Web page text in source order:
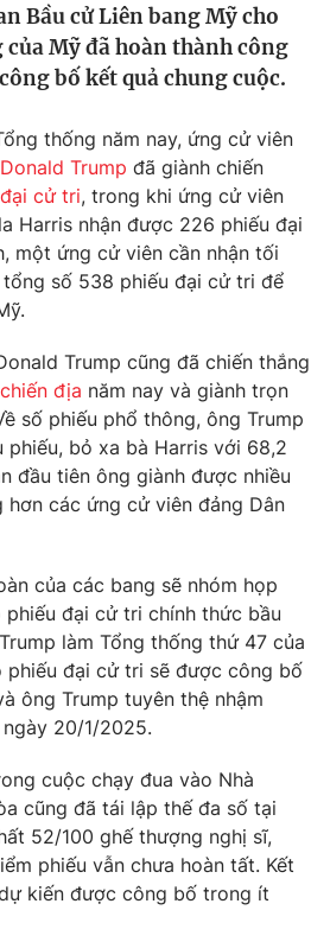
lai
Podcast
Infographic
Bầu cử Liên bang Mỹ cho
của Mỹ đã hoàn thành công
bố kết quả chung cuộc.
thống năm nay, ứng cử viên
Donald Trump đã giành chiến
đại cử tri, trong khi ứng cử viên
Harris nhận được 226 phiếu đại
một ứng cử viên cần nhận tối
số 538 phiếu đại cử tri để
Trump cũng đã chiến thắng
địa năm nay và giành trọn
số phiếu phổ thông, ông Trump
phiếu, bỏ xa bà Harris với 68,2
đầu tiên ông giành được nhiều
hơn các ứng cử viên đảng Dân
của các bang sẽ nhóm họp
phiếu đại cử tri chính thức bầu
làm Tổng thống thứ 47 của
phiếu đại cử tri sẽ được công bố
ông Trump tuyên thệ nhậm
20/1/2025.
cuộc chạy đua vào Nhà
cũng đã tái lập thế đa số tại
52/100 ghế thượng nghị sĩ,
phiếu vẫn chưa hoàn tất. Kết
kiến được công bố trong ít